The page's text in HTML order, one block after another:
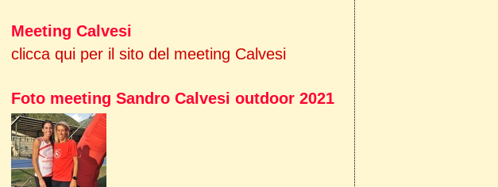
Meeting Calvesi
clicca qui per il sito del meeting Calvesi
Foto meeting Sandro Calvesi outdoor 2021